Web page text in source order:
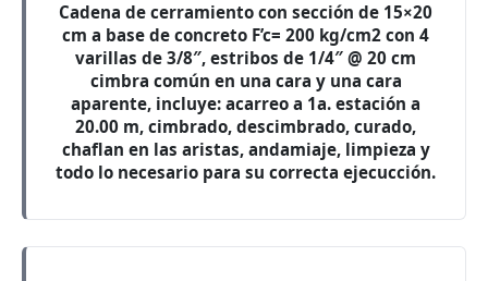
Cadena de cerramiento con sección de 15×20
cm a base de concreto F’c= 200 kg/cm2 con 4
varillas de 3/8″, estribos de 1/4″ @ 20 cm
cimbra común en una cara y una cara
aparente, incluye: acarreo a 1a. estación a
20.00 m, cimbrado, descimbrado, curado,
chaflan en las aristas, andamiaje, limpieza y
todo lo necesario para su correcta ejecucción.